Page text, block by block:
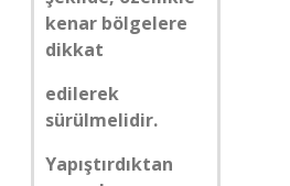
kenar bölgelere
dikkat
edilerek
sürülmelidir.
Yapıştırdıktan